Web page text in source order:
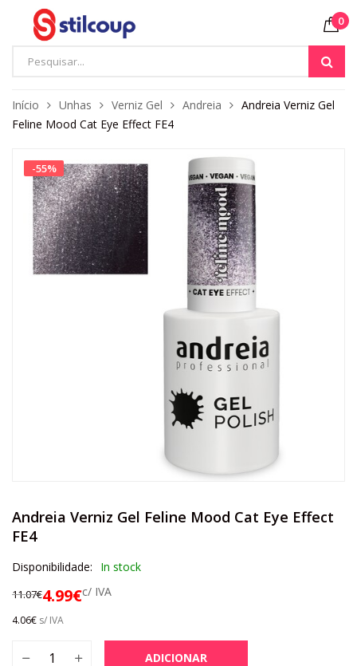
0
Início Unhas Verniz Gel Andreia
Andreia Verniz Gel
Feline Mood Cat Eye Effect FE4
-55%
Andreia Verniz Gel Feline Mood Cat Eye Effect
FE4
Disponibilidade: In stock
11.07€4.99€c/ IVA
4.06€ s/ IVA
ADICIONAR